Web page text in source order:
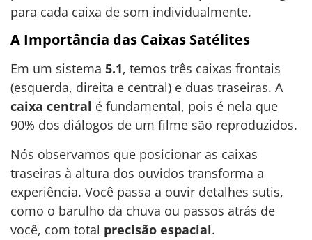
para cada caixa de som individualmente.
A Importância das Caixas Satélites
Em um sistema 5.1, temos três caixas frontais
(esquerda, direita e central) e duas traseiras. A
caixa central é fundamental, pois é nela que
90% dos diálogos de um filme são reproduzidos.
Nós observamos que posicionar as caixas
traseiras à altura dos ouvidos transforma a
experiência. Você passa a ouvir detalhes sutis,
como o barulho da chuva ou passos atrás de
você, com total precisão espacial.